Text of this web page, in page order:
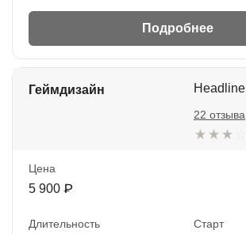
Подробнее
Геймдизайн Headline
22 отзыва
Цена
5 900 ₽
Длительность Старт